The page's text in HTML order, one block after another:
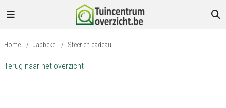
Home / Jabbeke / Sfeer en cadeau
Terug naar het overzicht